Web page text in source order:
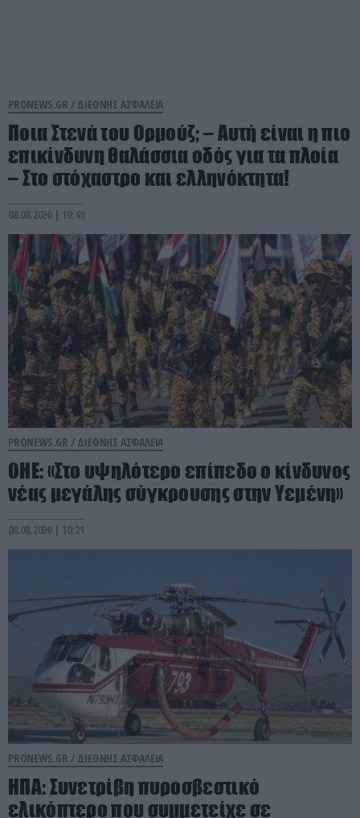
PRONEWS.GR / ΔΙΕΘΝΗΣ ΑΣΦΑΛΕΙΑ
Ποια Στενά του Ορμούζ; – Αυτή είναι η πιο
επικίνδυνη θαλάσσια οδός για τα πλοία
– Στο στόχαστρο και ελληνόκτητα!
08.08.2026 | 10:49
PRONEWS.GR / ΔΙΕΘΝΗΣ ΑΣΦΑΛΕΙΑ
ΟΗΕ: «Στο υψηλότερο επίπεδο ο κίνδυνος
νέας μεγάλης σύγκρουσης στην Υεμένη»
08.08.2026 | 10:21
PRONEWS.GR / ΔΙΕΘΝΗΣ ΑΣΦΑΛΕΙΑ
ΗΠΑ: Συνετρίβη πυροσβεστικό
ελικόπτερο που συμμετείχε σε